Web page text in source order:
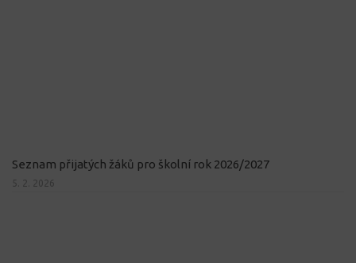
Seznam přijatých žáků pro školní rok 2026/2027
5. 2. 2026